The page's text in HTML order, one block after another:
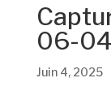
06-04
Juin 4, 2025